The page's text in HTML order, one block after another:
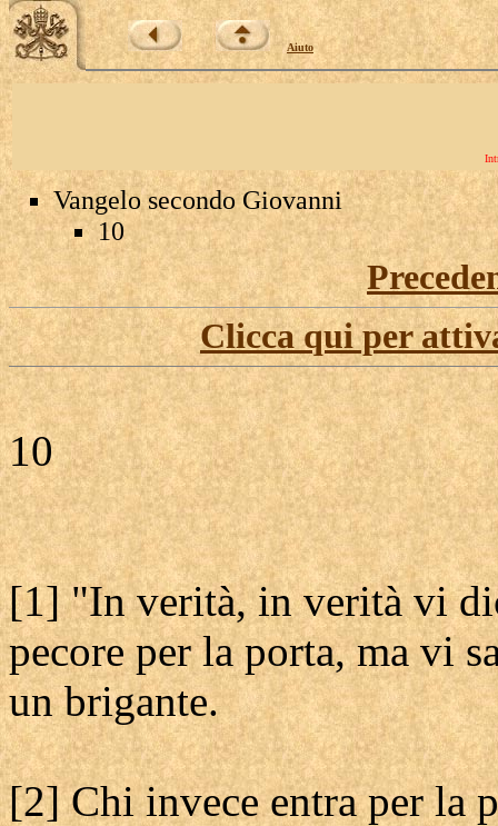
Aiuto
Vangelo secondo Giovanni
10
Clicca qui per
10
[1] "In verità, in verità vi
pecore per la porta, ma vi
un brigante.
[2] Chi invece entra per la